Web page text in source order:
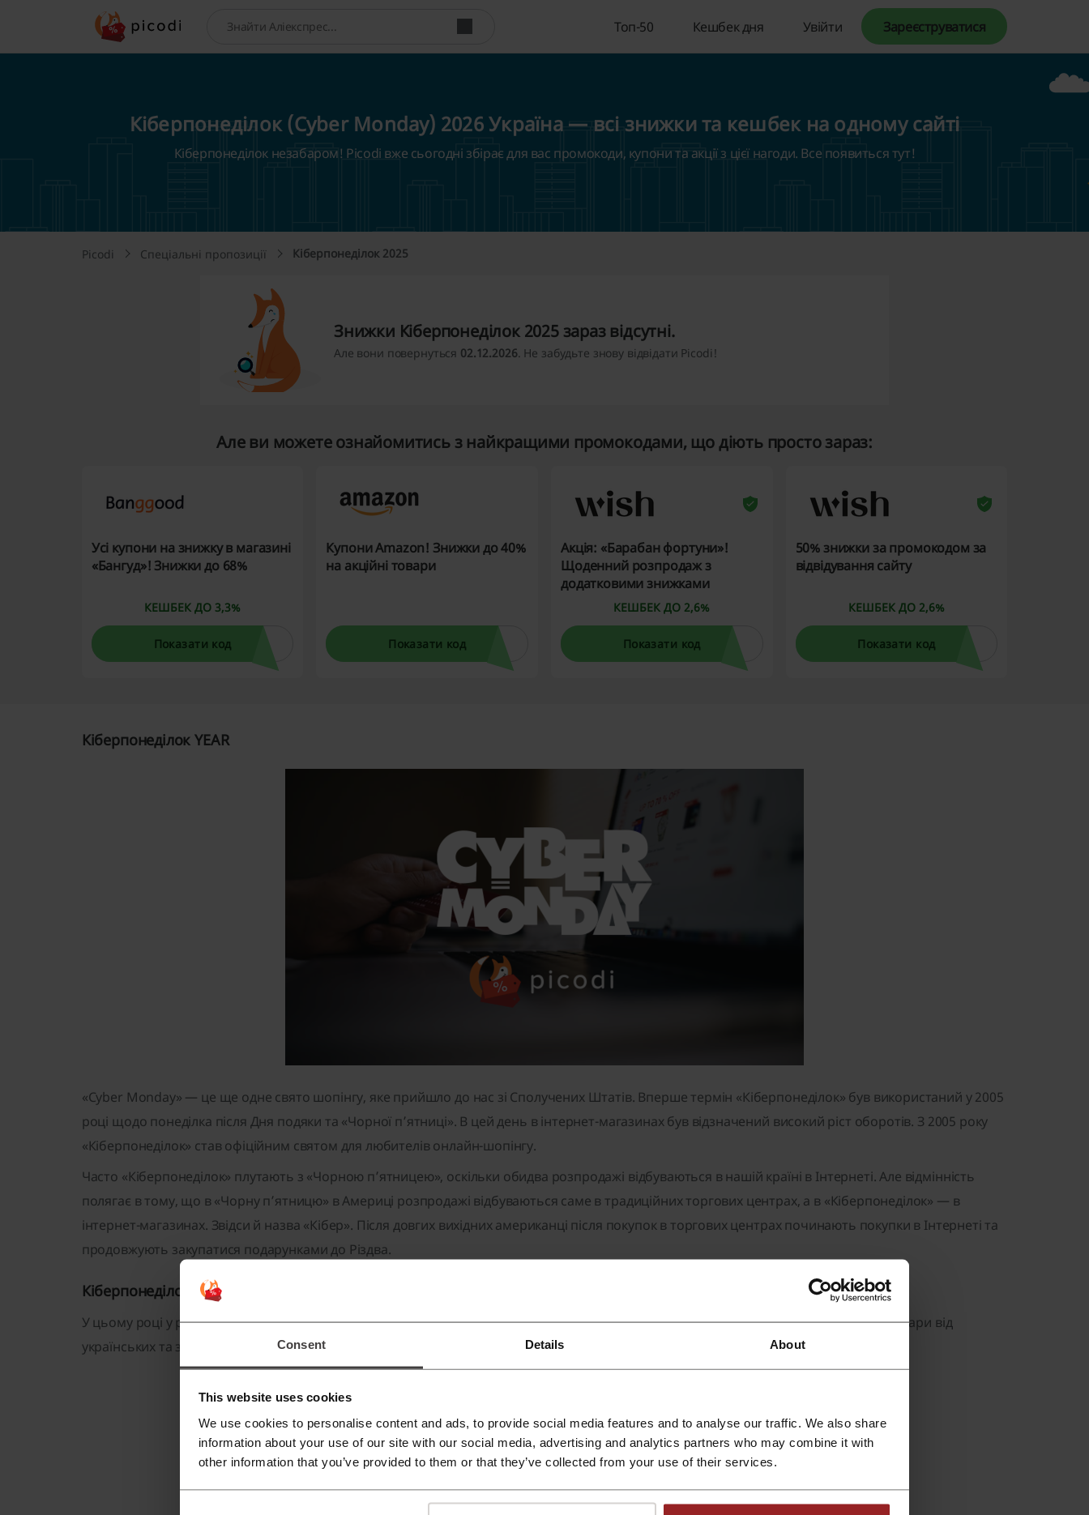
Consent Details About
This website uses cookies
We use cookies to personalise content and ads, to provide social media features and to analyse our traffic. We also share
information about your use of our site with our social media, advertising and analytics partners who may combine it with
other information that you’ve provided to them or that they’ve collected from your use of their services.
Пошук Топ-50 Кешбек дня Увійти Зареєструватися
Кіберпонеділок (Cyber Monday) 2026 Україна — всі знижки та кешбек на одному сайті
Кіберпонеділок незабаром! Picodi вже сьогодні збірає для вас промокоди, купони та акції з цієї нагоди. Все появиться тут!
Picodi Спеціальні пропозиції Кіберпонеділок 2025
Знижки Кіберпонеділок 2025 зараз відсутні.
Але вони повернуться 02.12.2026. Не забудьте знову відвідати Picodi!
Але ви можете ознайомитись з найкращими промокодами, що діють просто зараз:
Усі купони на знижку в магазині
«Бангуд»! Знижки до 68%
КЕШБЕК ДО 3,3%
Показати код
Купони Amazon! Знижки до 40%
на акційні товари
Показати код
Акція: «Барабан фортуни»!
Щоденний розпродаж з
додатковими знижками
КЕШБЕК ДО 2,6%
Показати код
50% знижки за промокодом за
відвідування сайту
КЕШБЕК ДО 2,6%
Показати код
Кіберпонеділок YEAR
«Cyber Monday» — це ще одне свято шопінгу, яке прийшло до нас зі Сполучених Штатів. Вперше термін «Кіберпонеділок» був використаний у 2005
році щодо понеділка після Дня подяки та «Чорної п’ятниці». В цей день в інтернет-магазинах був відзначений високий ріст оборотів. З 2005 року
«Кіберпонеділок» став офіційним святом для любителів онлайн-шопінгу.
Часто «Кіберпонеділок» плутають з «Чорною п’ятницею», оскільки обидва розпродажі відбуваються в нашій країні в Інтернеті. Але відмінність
полягає в тому, що в «Чорну п’ятницю» в Америці розпродажі відбуваються саме в традиційних торгових центрах, а в «Кіберпонеділок» — в
інтернет-магазинах. Звідси й назва «Кібер». Після довгих вихідних американці після покупок в торгових центрах починають покупки в Інтернеті та
продовжують закупатися подарунками до Різдва.
Кіберпонеділок в Україні
У цьому році у розпродажі братимуть участь найбільші інтернет-магазини в Україні, де можна придбати якісні та сертифіковані товари від
українських та закордонних виробників.